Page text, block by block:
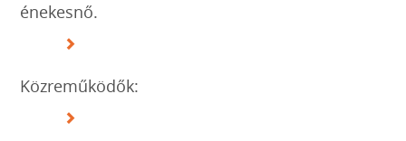
énekesnő.
Közreműködők: